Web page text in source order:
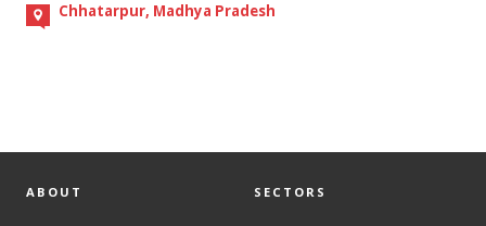
Chhatarpur, Madhya Pradesh
ABOUT SECTORS